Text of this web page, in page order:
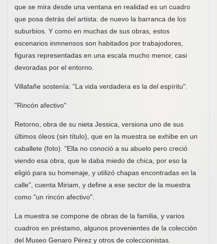
que se mira desde una ventana en realidad es un cuadro
que posa detrás del artista: de nuevo la barranca de los
suburbios. Y como en muchas de sus obras, estos
escenarios inmnensos son habitados por trabajodores,
figuras representadas en una escala mucho menor, casi
devoradas por el entorno.
Villafañe sostenía: "La vida verdadera es la del espíritu".
"Rincón afectivo"
Retorno, obra de su nieta Jessica, versiona uno de sus
últimos óleos (sin título), que en la muestra se exhibe en un
caballete (foto). "Ella no conoció a su abuelo pero creció
viendo esa obra, que le daba miedo de chica, por eso la
eligió para su homenaje, y utilizó chapas encontradas en la
calle", cuenta Miriam, y define a ese sector de la muestra
como "un rincón afectivo".
La muestra se compone de obras de la familia, y varios
cuadros en préstamo, algunos provenientes de la colección
del Museo Genaro Pérez y otros de coleccionistas.